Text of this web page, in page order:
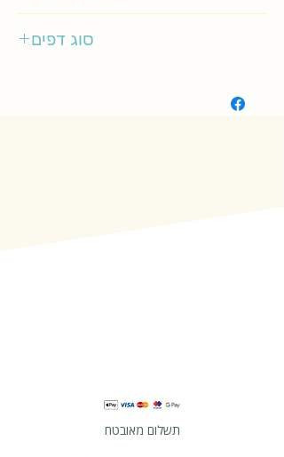
סוג דפים
תשלום מאובטח